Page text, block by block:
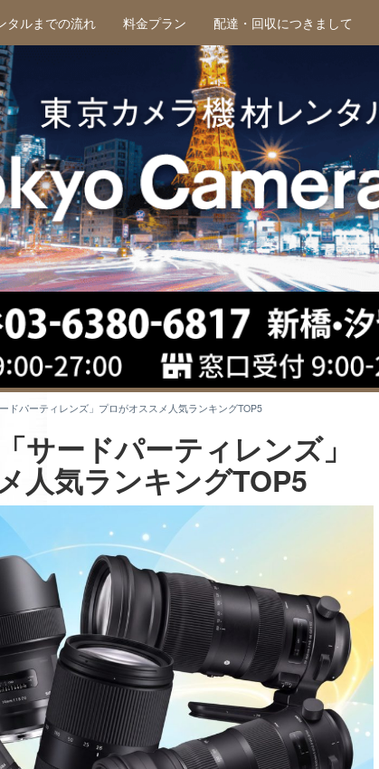
タルまでの流れ 料金プラン 配達・回収につきまして
ドパーティレンズ」プロがオススメ人気ランキングTOP5
サードパーティレンズ」
人気ランキングTOP5